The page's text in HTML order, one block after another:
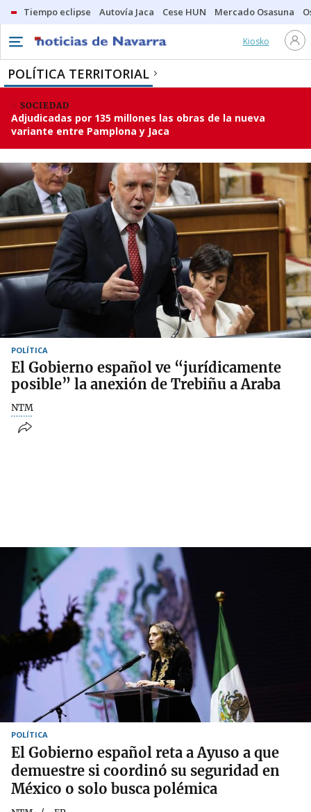
Tiempo eclipse Autovía Jaca Cese HUN Mercado Osasuna
Kiosko
POLÍTICA TERRITORIAL
SOCIEDAD
Adjudicadas por 135 millones las obras de la nueva
variante entre Pamplona y Jaca
POLÍTICA
El Gobierno español ve “jurídicamente
posible” la anexión de Trebiñu a Araba
NTM
POLÍTICA
El Gobierno español reta a Ayuso a que
demuestre si coordinó su seguridad en
México o solo busca polémica